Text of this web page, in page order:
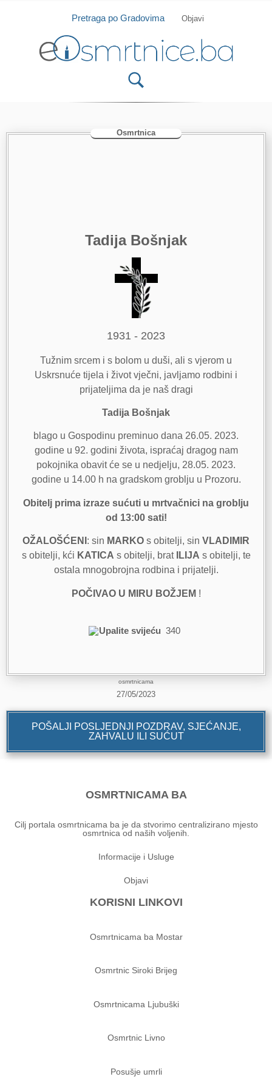
Isprobajte našu Android i IOS aplikaciju
Pretraga po Gradovima Objavi
Osmrtnica
Tadija Bošnjak
1931 - 2023
Tužnim srcem i s bolom u duši, ali s vjerom u
Uskrsnuće tijela i život vječni, javljamo rodbini i
prijateljima da je naš dragi
Tadija Bošnjak
blago u Gospodinu preminuo dana 26.05. 2023.
godine u 92. godini života, ispraćaj dragog nam
pokojnika obavit će se u nedjelju, 28.05. 2023.
godine u 14.00 h na gradskom groblju u Prozoru.
Obitelj prima izraze sućuti u mrtvačnici na groblju
od 13:00 sati!
OŽALOŠĆENI : sin MARKO s obitelji, sin VLADIMIR
s obitelji, kći KATICA s obitelji, brat ILIJA s obitelji, te
ostala mnogobrojna rodbina i prijatelji.
POČIVAO U MIRU BOŽJEM !
Upalite svijeću 340
osmrtnicama
27/05/2023
POŠALJI POSLJEDNJI POZDRAV, SJEĆANJE,
ZAHVALU ILI SUĆUT
OSMRTNICAMA BA
Cilj portala osmrtnicama ba je da stvorimo centralizirano mjesto
osmrtnica od naših voljenih.
Informacije i Usluge
Objavi
KORISNI LINKOVI
Osmrtnicama ba Mostar
Osmrtnic Siroki Brijeg
Osmrtnicama Ljubuški
Osmrtnic Livno
Posušje umrli